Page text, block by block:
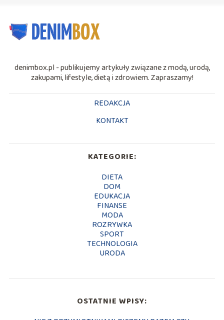
denimbox.pl - publikujemy artykuły związane z modą, urodą,
zakupami, lifestyle, dietą i zdrowiem. Zapraszamy!
REDAKCJA
KONTAKT
KATEGORIE:
DIETA
DOM
EDUKACJA
FINANSE
MODA
ROZRYWKA
SPORT
TECHNOLOGIA
URODA
OSTATNIE WPISY: